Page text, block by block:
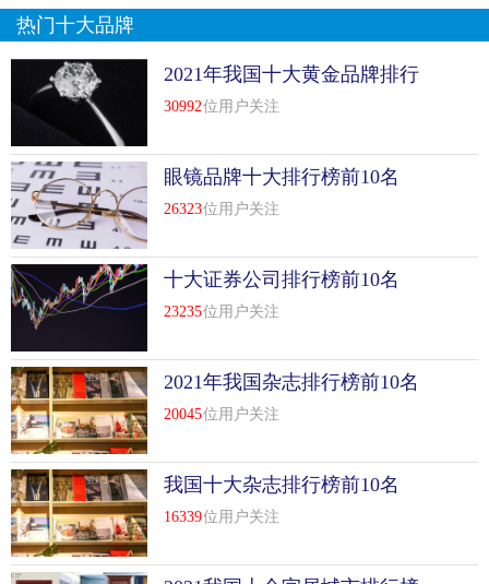
热门十大品牌
2021年我国十大黄金品牌排行
榜前十名
30992位用户关注
眼镜品牌十大排行榜前10名
26323位用户关注
十大证券公司排行榜前10名
23235位用户关注
2021年我国杂志排行榜前10名
20045位用户关注
我国十大杂志排行榜前10名
16339位用户关注